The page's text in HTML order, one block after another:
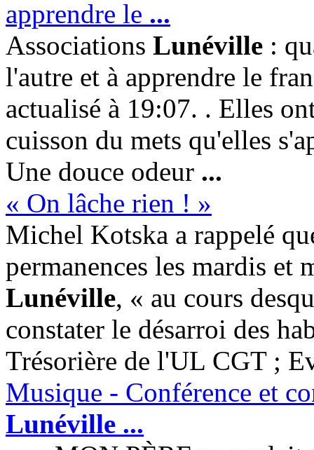
apprendre le ...
Associations Lunéville :
l'autre et à apprendre le
actualisé à 19:07. . Elles
cuisson du mets qu'elles
Une douce odeur ...
« On lâche rien ! »
Michel Kotska a rappelé
permanences les mardis et
Lunéville, « au cours
constater le désarroi des
Trésorière de l'UL CGT ;
Musique - Conférence et
Lunéville ...